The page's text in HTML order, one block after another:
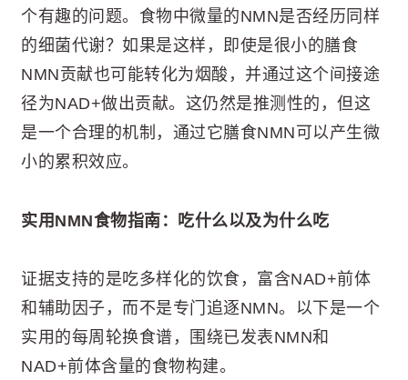
个有趣的问题。食物中微量的NMN是否经历同样
的细菌代谢？如果是这样，即使是很小的膳食
NMN贡献也可能转化为烟酸，并通过这个间接途
径为NAD+做出贡献。这仍然是推测性的，但这
是一个合理的机制，通过它膳食NMN可以产生微
小的累积效应。
实用NMN食物指南：吃什么以及为什么吃
证据支持的是吃多样化的饮食，富含NAD+前体
和辅助因子，而不是专门追逐NMN。以下是一个
实用的每周轮换食谱，围绕已发表NMN和
NAD+前体含量的食物构建。